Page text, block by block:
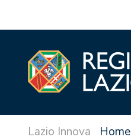
Home